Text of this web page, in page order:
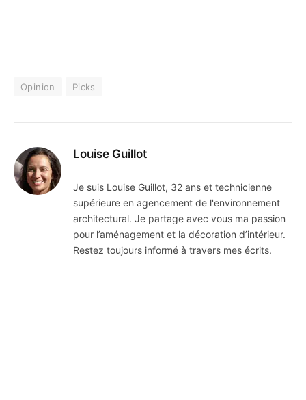
Opinion Picks
Louise Guillot
Je suis Louise Guillot, 32 ans et technicienne
supérieure en agencement de l'environnement
architectural. Je partage avec vous ma passion
pour l’aménagement et la décoration d’intérieur.
Restez toujours informé à travers mes écrits.